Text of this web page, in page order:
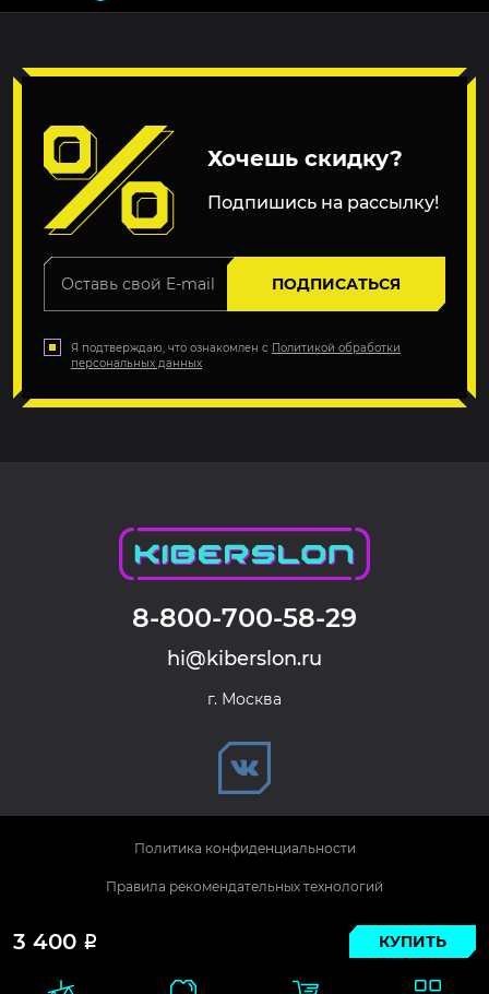
3 400 Р КУПИТЬ
Хочешь скидку?
Подпишись на рассылку!
ПОДПИСАТЬСЯ
Я подтверждаю, что ознакомлен с Политикой обработки
персональных данных
8-800-700-58-29
hi@kiberslon.ru
г. Москва
© 2026 KIBERSLON. Все права защищены.
Политика конфиденциальности
Правила рекомендательных технологий